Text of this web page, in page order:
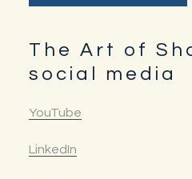
The Art of
social media
YouTube
LinkedIn